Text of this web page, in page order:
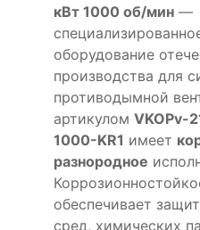
кВт 1000 об/мин —
оборудование
производства для
противодымной
артикулом VKOPv-
1000-KR1 имеет
разнородное
обеспечивает
сред, химических